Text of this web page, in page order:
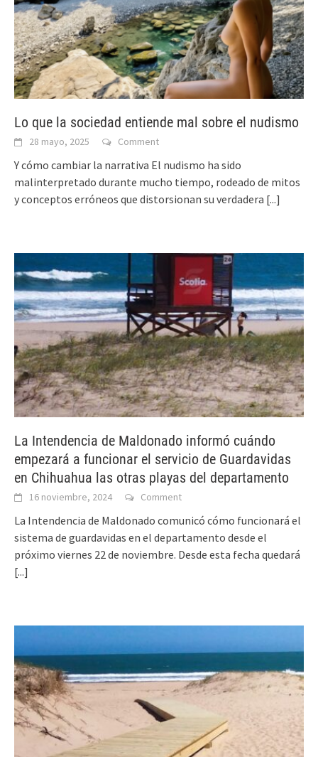
Lo que la sociedad entiende mal sobre el nudismo
28 mayo, 2025 Comment
Y cómo cambiar la narrativa El nudismo ha sido
malinterpretado durante mucho tiempo, rodeado de mitos
y conceptos erróneos que distorsionan su verdadera [...]
La Intendencia de Maldonado informó cuándo
empezará a funcionar el servicio de Guardavidas
en Chihuahua las otras playas del departamento
16 noviembre, 2024 Comment
La Intendencia de Maldonado comunicó cómo funcionará el
sistema de guardavidas en el departamento desde el
próximo viernes 22 de noviembre. Desde esta fecha quedará
[...]